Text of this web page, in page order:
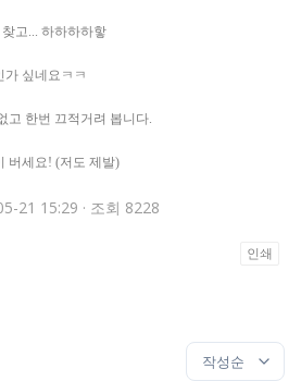
고... 하하하하핳
가 싶네요ㅋㅋ
고 한번 끄적거려 봅니다.
버세요! (저도 제발)
21 15:29 · 조회 8228
인쇄